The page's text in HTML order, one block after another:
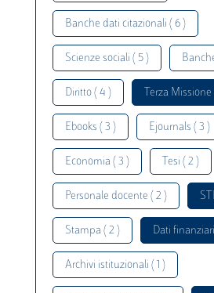
Banche dati citazionali ( 6 )
Scienze sociali ( 5 )
Diritto ( 4 ) Terza Missione
Ebooks ( 3 ) Ejournals ( 3 )
Economia ( 3 ) Tesi ( 2 )
Personale docente ( 2 )
Stampa ( 2 ) Dati
Archivi istituzionali ( 1 )